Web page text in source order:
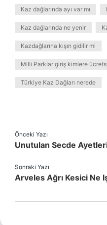
Kaz dağlarında ayı var mı
Kaz dağlarında ne yenir
Kazdağlarına kışın gidilir mi
Milli Parklar giriş kimlere
Türkiye Kaz Dağları nerede
Önceki Yazı
Unutulan Secde Ayetleri
Sonraki Yazı
Arveles Ağrı Kesici Ne